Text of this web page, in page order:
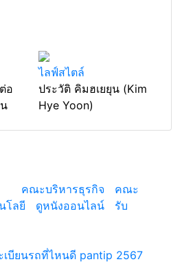
อ
ไลฟ์สไตล์
ประวัติ คิมฮเยยุน (Kim
Hye Yoon)
คณะบริหารธุรกิจ
คณะ
โลยี
ดูหนังออนไลน์
รับ
เบียนรถที่ไหนดี pantip 2567